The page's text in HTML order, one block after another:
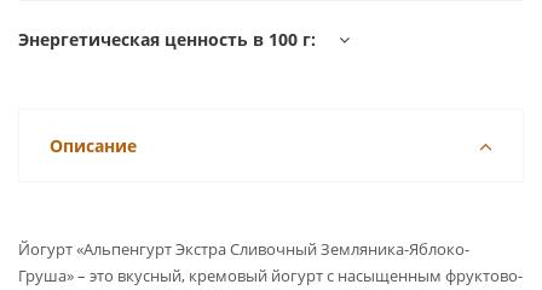
Энергетическая ценность в 100 г:
Описание
Йогурт «Альпенгурт Экстра Сливочный Земляника-Яблоко-
Груша» – это вкусный, кремовый йогурт с насыщенным фруктово-